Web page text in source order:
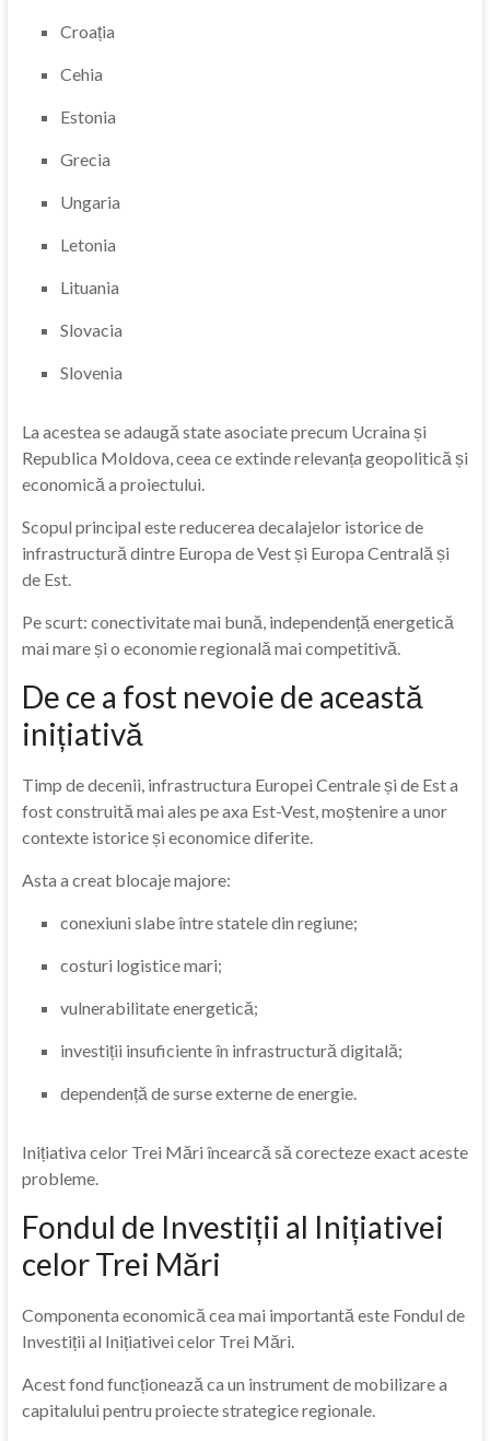
Croația
Cehia
Estonia
Grecia
Ungaria
Letonia
Lituania
Slovacia
Slovenia
La acestea se adaugă state asociate precum Ucraina și
Republica Moldova, ceea ce extinde relevanța geopolitică și
economică a proiectului.
Scopul principal este reducerea decalajelor istorice de
infrastructură dintre Europa de Vest și Europa Centrală și
de Est.
Pe scurt: conectivitate mai bună, independență energetică
mai mare și o economie regională mai competitivă.
De ce a fost nevoie de această
inițiativă
Timp de decenii, infrastructura Europei Centrale și de Est a
fost construită mai ales pe axa Est-Vest, moștenire a unor
contexte istorice și economice diferite.
Asta a creat blocaje majore:
conexiuni slabe între statele din regiune;
costuri logistice mari;
vulnerabilitate energetică;
investiții insuficiente în infrastructură digitală;
dependență de surse externe de energie.
Inițiativa celor Trei Mări încearcă să corecteze exact aceste
probleme.
Fondul de Investiții al Inițiativei
celor Trei Mări
Componenta economică cea mai importantă este Fondul de
Investiții al Inițiativei celor Trei Mări.
Acest fond funcționează ca un instrument de mobilizare a
capitalului pentru proiecte strategice regionale.